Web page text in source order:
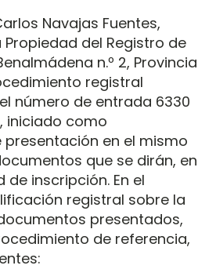
Navajas Fuentes,
del Registro de
n.º 2, Provincia
registral
número de entrada 6330
iniciado como
en el mismo
que se dirán, en
inscripción. En el
registral sobre la
presentados,
de referencia,